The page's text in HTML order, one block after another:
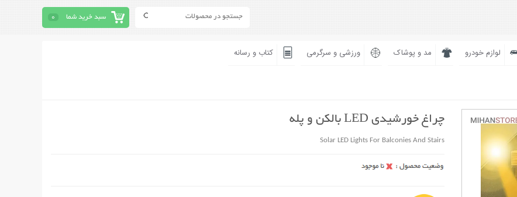
سبد خرید شما 0
لوازم خودرو مد و پوشاک ورزشی و سرگرمی کتاب و رسانه
چراغ خورشیدی LED بالکن و پله
Solar LED Lights For Balconies And Stairs